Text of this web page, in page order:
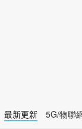
最新更新 5G/物聯